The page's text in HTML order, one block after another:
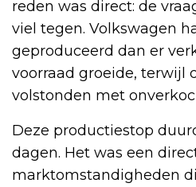
reden was direct: de
viel tegen. Volkswagen
geproduceerd dan er
voorraad groeide, terwijl
volstonden met
Deze productiestop
dagen. Het was een
marktomstandigheden